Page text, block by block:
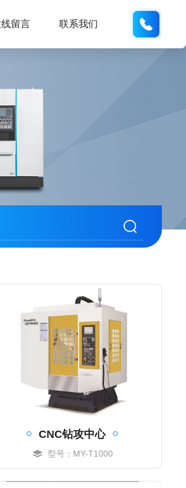
留言 联系我们
CNC钻攻中心
型号：MY-T1000